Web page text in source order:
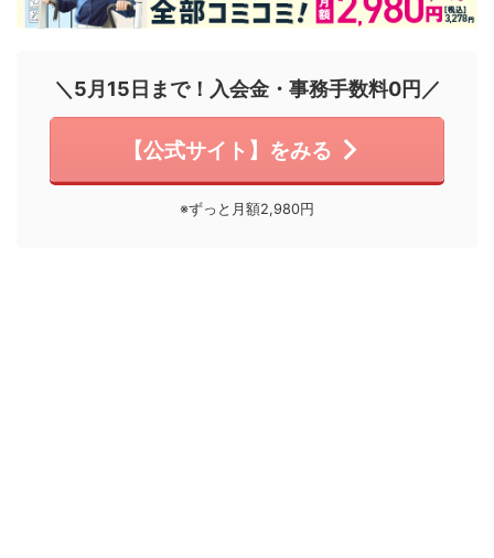
＼5月15日まで！入会金・事務手数料0円／
【公式サイト】をみる
※ずっと月額2,980円